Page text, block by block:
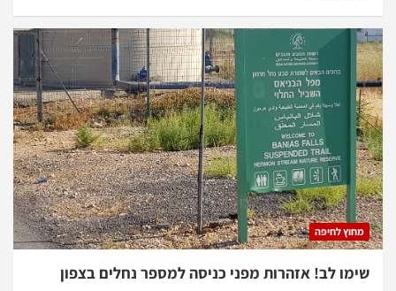
מחוץ לחיפה
שימו לב! אזהרות מפני כניסה למספר נחלים בצפון